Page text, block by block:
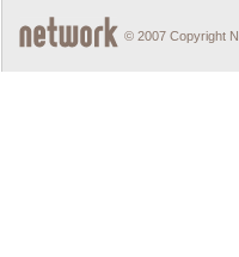
© 2007 Copyright